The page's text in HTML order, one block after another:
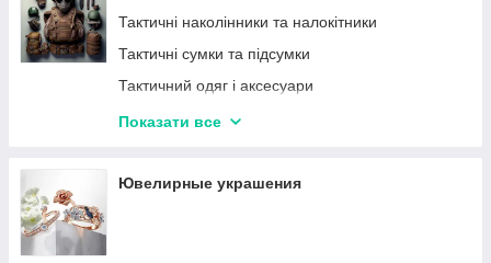
Котли
Тактичні наколінники та налокітники
Тактичні сумки та підсумки
Тактичний одяг і аксесуари
Тактичні рюкзаки
Тактичні баффи
Показати все
Ювелирные украшения